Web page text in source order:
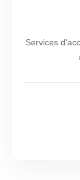
Services